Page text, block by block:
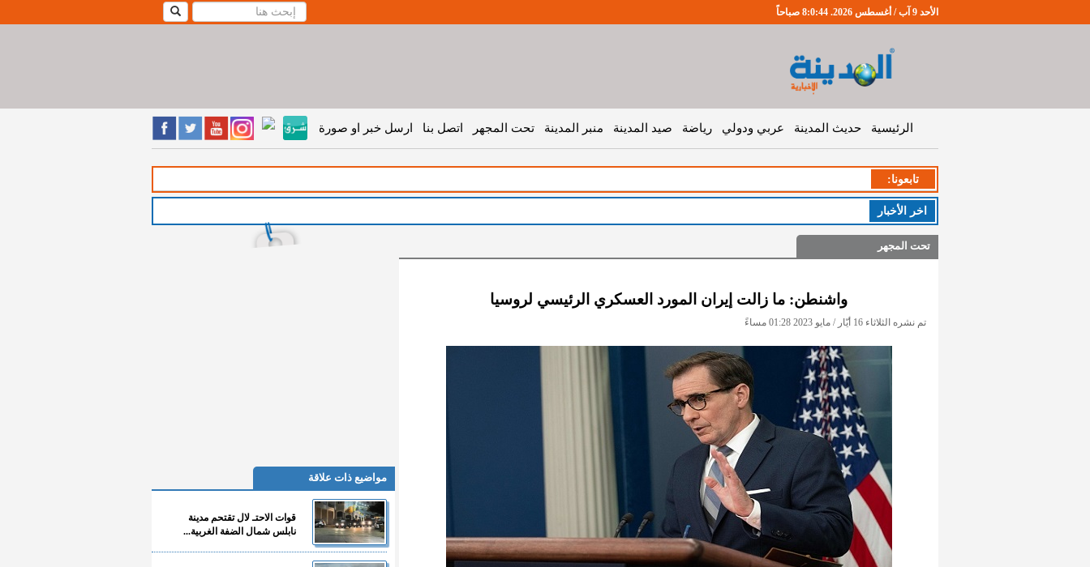
الأحد 9 آب / أغسطس 2026. 8:0:44 صباحاً
الرئيسية حديث المدينة عربي ودولي رياضة صيد المدينة منبر المدينة تحت المجهر اتصل بنا ارسل خبر او صورة
تابعونا:
اخر اﻷخبار
تحت المجهر
واشنطن: ما زالت إيران المورد العسكري الرئيسي لروسيا
تم نشره الثلاثاء 16 أيّار / مايو 2023 01:28 مساءً
مواضيع ذات علاقة
قوات الاحتـ لال تقتحم مدينة
نابلس شمال الضفة الغربية...